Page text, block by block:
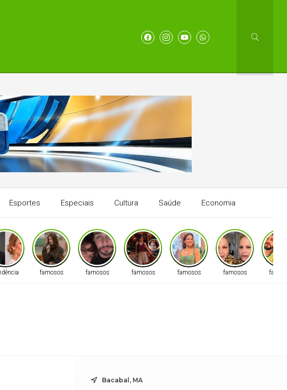
Esportes Especiais Cultura Saúde Economia
famosos famosos famosos famosos famosos
Bacabal, MA